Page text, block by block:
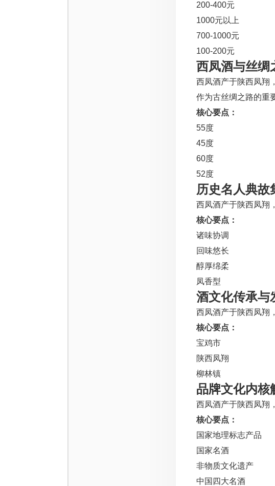
200-400元
1000元以上
700-1000元
100-200元
西凤酒与丝绸
西凤酒产于陕西凤翔
作为古丝绸之路的重
核心要点：
55度
45度
60度
52度
历史名人典故
西凤酒产于陕西凤翔
核心要点：
诸味协调
回味悠长
醇厚绵柔
凤香型
酒文化传承与
西凤酒产于陕西凤翔
核心要点：
宝鸡市
陕西凤翔
柳林镇
品牌文化内核
西凤酒产于陕西凤翔
核心要点：
国家地理标志产品
国家名酒
非物质文化遗产
中国四大名酒